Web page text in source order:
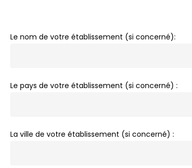
Le nom de votre établissement (si concerné):
Le pays de votre établissement (si concerné) :
La ville de votre établissement (si concerné) :